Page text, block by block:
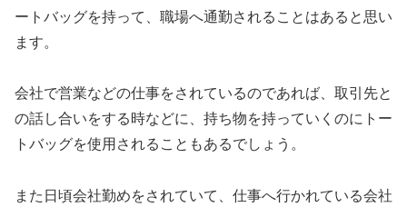
ートバッグを持って、職場へ通勤されることはあると思い
ます。
会社で営業などの仕事をされているのであれば、取引先と
の話し合いをする時などに、持ち物を持っていくのにトー
トバッグを使用されることもあるでしょう。
また日頃会社勤めをされていて、仕事へ行かれている会社